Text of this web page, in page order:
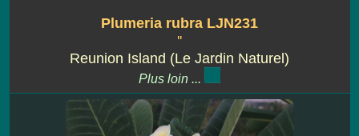
Plumeria rubra LJN231
''
Reunion Island (Le Jardin Naturel)
Plus loin ...